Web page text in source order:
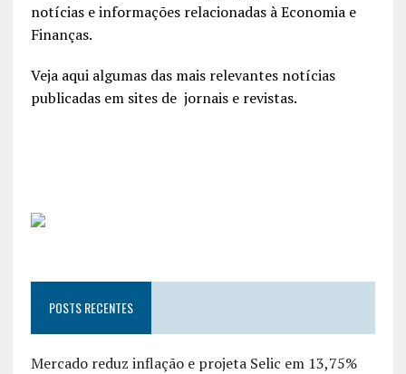
notícias e informações relacionadas à Economia e
Finanças.
Veja aqui algumas das mais relevantes notícias
publicadas em sites de jornais e revistas.
POSTS RECENTES
Mercado reduz inflação e projeta Selic em 13,75%